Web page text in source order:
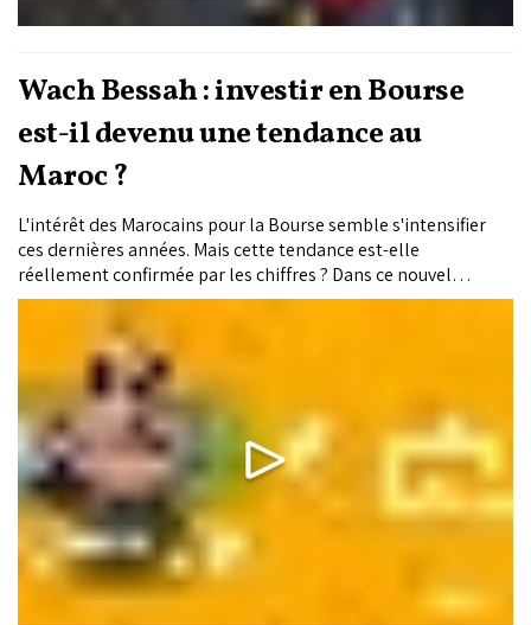
Wach Bessah : investir en Bourse
est-il devenu une tendance au
Maroc ?
L'intérêt des Marocains pour la Bourse semble s'intensifier
ces dernières années. Mais cette tendance est-elle
réellement confirmée par les chiffres ? Dans ce nouvel
épisode de Wach Bessah, nous analysons les données et les
particuliers en Bourse sont effectivement en hausse.